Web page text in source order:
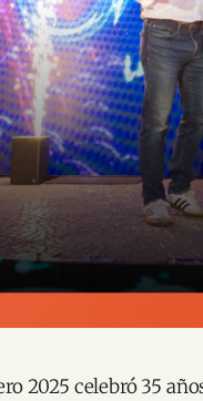
2025 celebró 35